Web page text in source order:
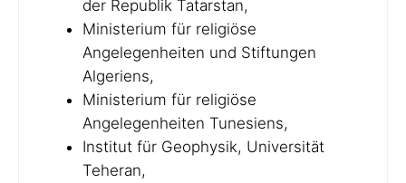
der Republik Tatarstan,
Ministerium für religiöse
Angelegenheiten und Stiftungen
Algeriens,
Ministerium für religiöse
Angelegenheiten Tunesiens,
Institut für Geophysik, Universität
Teheran,